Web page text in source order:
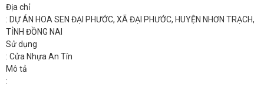
Địa chỉ
: DỰ ÁN HOA SEN ĐẠI PHƯỚC, XÃ ĐẠI PHƯỚC, HUYỆN NHƠN TRẠCH,
TỈNH ĐỒNG NAI
Sử dụng
: Cửa Nhựa An Tín
Mô tả
: